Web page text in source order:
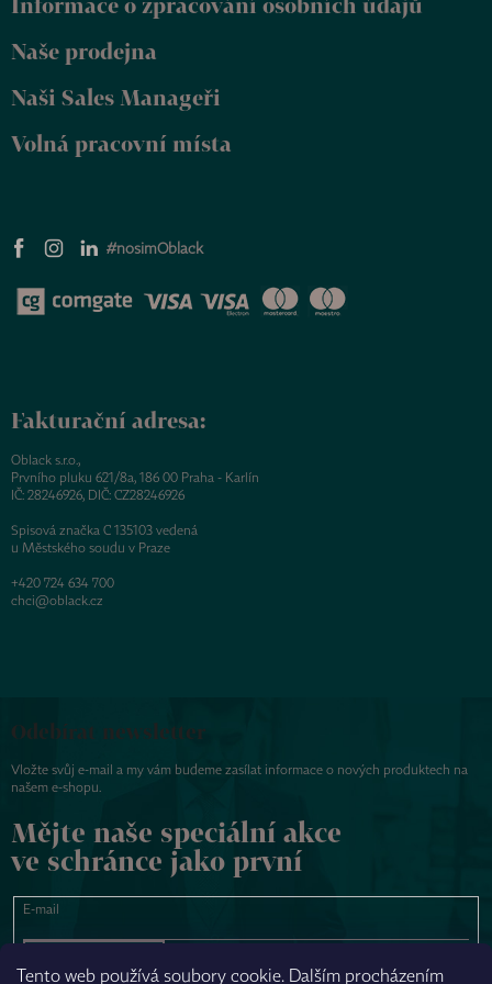
Tento web používá soubory cookie. Dalším procházením
Naše prodejna
Naši Sales Manageři
Volná pracovní místa
#nosimOblack
Fakturační adresa:
Oblack s.r.o.,
Prvního pluku 621/8a, 186 00 Praha - Karlín
IČ: 28246926, DIČ: CZ28246926
Spisová značka C 135103 vedená
u Městského soudu v Praze
+420 724 634 700
chci@oblack.cz
Odebírat newsletter
Vložte svůj e-mail a my vám budeme zasílat informace o nových produktech na
našem e-shopu.
Mějte naše speciální akce
ve schránce jako první
E-mail